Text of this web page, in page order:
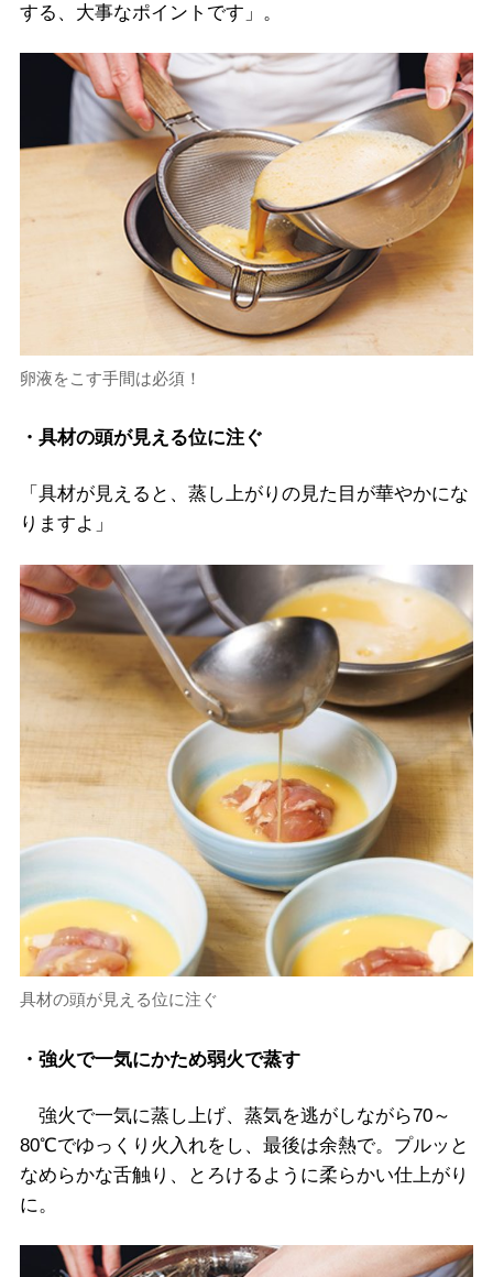
する、大事なポイントです」。
卵液をこす手間は必須！
・具材の頭が見える位に注ぐ
「具材が見えると、蒸し上がりの見た目が華やかにな
りますよ」
具材の頭が見える位に注ぐ
・強火で一気にかため弱火で蒸す
強火で一気に蒸し上げ、蒸気を逃がしながら70～
80℃でゆっくり火入れをし、最後は余熱で。プルッと
なめらかな舌触り、とろけるように柔らかい仕上がり
に。